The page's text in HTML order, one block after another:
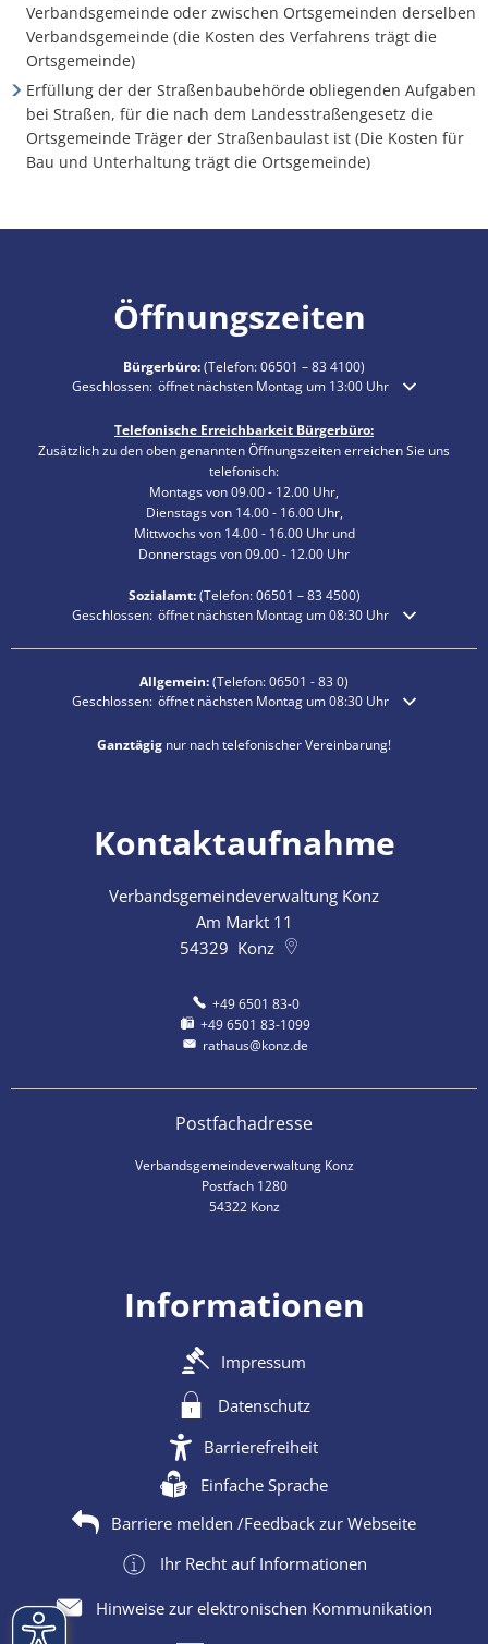
Verbandsgemeinde oder zwischen Ortsgemeinden derselben
Verbandsgemeinde (die Kosten des Verfahrens trägt die
Ortsgemeinde)
Erfüllung der der Straßenbaubehörde obliegenden Aufgaben
bei Straßen, für die nach dem Landesstraßengesetz die
Ortsgemeinde Träger der Straßenbaulast ist (Die Kosten für
Bau und Unterhaltung trägt die Ortsgemeinde)
Öffnungszeiten
Bürgerbüro:(Telefon:06501 – 83 4100)
Klicken, um weitere Öffnungs- oder Schließzeiten auszublenden
Geschlossen: öffnet nächsten Montag um 13:00 Uhr
Telefonische Erreichbarkeit Bürgerbüro:
Zusätzlich zu den oben genannten Öffnungszeiten erreichen Sie uns
telefonisch:
Montags von 09.00 - 12.00 Uhr,
Dienstags von 14.00 - 16.00 Uhr,
Mittwochs von 14.00 - 16.00 Uhr und
Donnerstags von 09.00 - 12.00 Uhr
Sozialamt:(Telefon:06501 – 834500)
Klicken, um weitere Öffnungs- oder Schließzeiten auszublenden
Geschlossen: öffnet nächsten Montag um 08:30 Uhr
Allgemein:(Telefon:06501 - 83 0)
Klicken, um weitere Öffnungs- oder Schließzeiten auszublenden
Geschlossen: öffnet nächsten Montag um 08:30 Uhr
Ganztägig nur nach telefonischer Vereinbarung!
Kontaktaufnahme
Verbandsgemeindeverwaltung Konz
Am Markt 11
54329 Konz
+49 6501 83-0
+49 6501 83-1099
rathaus@konz.de
Postfachadresse
Verbandsgemeindeverwaltung Konz
Postfach 1280
54322 Konz
Informationen
Impressum
Datenschutz
Barrierefreiheit
Einfache Sprache
Barriere melden /Feedback zur Webseite
Ihr Recht auf Informationen
Hinweise zur elektronischen Kommunikation